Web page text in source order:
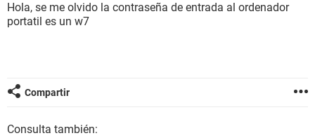
Hola, se me olvido la contraseña de entrada al ordenador
portatil es un w7
Compartir
Consulta también: